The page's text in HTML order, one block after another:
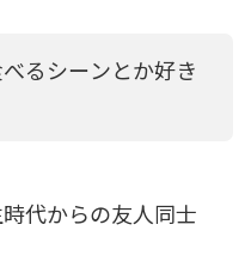
るシーンとか好き
代からの友人同士